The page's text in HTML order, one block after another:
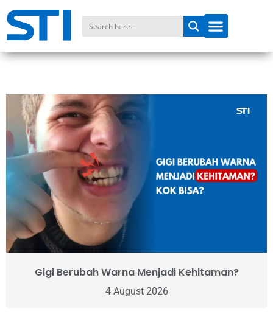
Gigi Berubah Warna Menjadi Kehitaman?
4 August 2026